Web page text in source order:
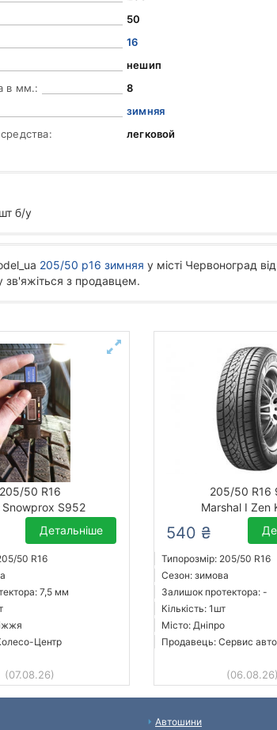
50
16
нешип
в мм.:
8
зимняя
легковой
б/у
205/50 р16 зимняя у місті Червоноград
зв'яжіться з продавцем.
205/50 R16
Snowprox S952
Детальніше
50 R16
7,5 мм
Центр
(07.08.26)
205/50 R16
Marshal I Zen
540 ₴
Типорозмір: 205/50 R16
Сезон: зимова
Залишок протектора: -
Кількість: 1шт
Місто: Дніпро
Продавець: Сервис
(06.08.26)
Автошини